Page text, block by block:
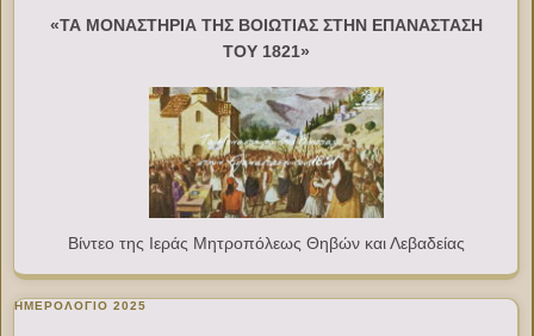
«ΤΑ ΜΟΝΑΣΤΗΡΙΑ ΤΗΣ ΒΟΙΩΤΙΑΣ ΣΤΗΝ ΕΠΑΝΑΣΤΑΣΗ
ΤΟΥ 1821»
Βίντεο της Ιεράς Μητροπόλεως Θηβών και Λεβαδείας
ΗΜΕΡΟΛΟΓΙΟ 2025